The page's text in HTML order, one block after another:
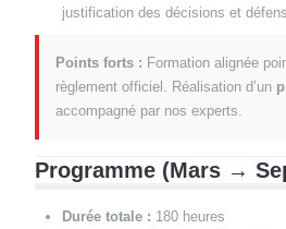
justification des décisions et
Points forts : Formation alignée
règlement officiel. Réalisation d’un
accompagné par nos experts.
Programme (Mars →
Durée totale : 180 heures